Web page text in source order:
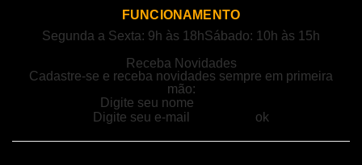
FUNCIONAMENTO
Segunda a Sexta: 9h às 18hSábado: 10h às 15h
Receba Novidades
Cadastre-se e receba novidades sempre em primeira
mão: